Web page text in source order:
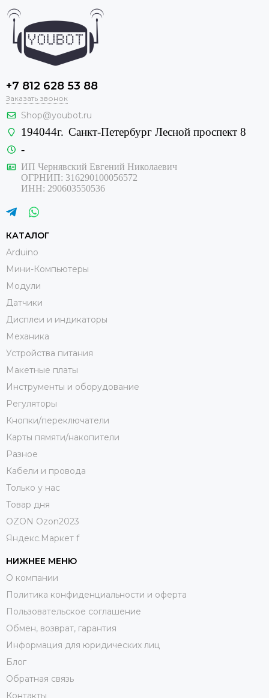
+7 812 628 53 88
Заказать звонок
Shop@youbot.ru
194044г. Санкт-Петербург Лесной проспект 8
-
ИП Чернявский Евгений Николаевич
ОГРНИП: 316290100056572
ИНН: 290603550536
КАТАЛОГ
Arduino
Мини-Компьютеры
Модули
Датчики
Дисплеи и индикаторы
Механика
Устройства питания
Макетные платы
Инструменты и оборудование
Регуляторы
Кнопки/переключатели
Карты пямяти/накопители
Разное
Кабели и провода
Только у нас
Товар дня
OZON Ozon2023
Яндекс.Маркет f
НИЖНЕЕ МЕНЮ
О компании
Политика конфиденциальности и оферта
Пользовательское соглашение
Обмен, возврат, гарантия
Информация для юридических лиц
Блог
Обратная связь
Контакты